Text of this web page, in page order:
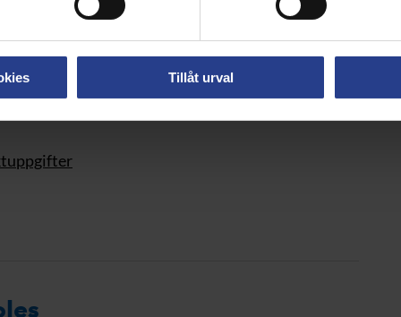
Tillåt urval